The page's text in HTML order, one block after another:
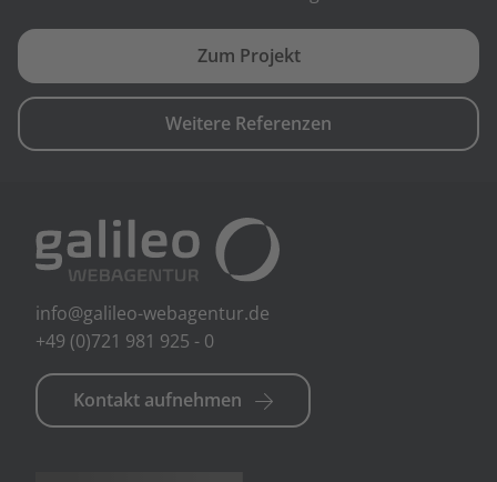
Zum Projekt
Weitere Referenzen
info@galileo-webagentur.de
+49 (0)721 981 925 - 0
Kontakt aufnehmen